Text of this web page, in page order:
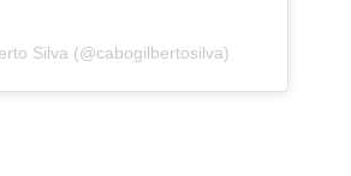
Silva (@cabogilbertosilva)